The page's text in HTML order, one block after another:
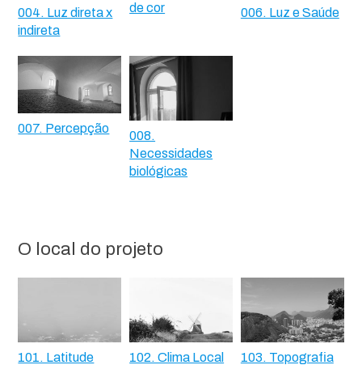
004. Luz direta x
indireta
de cor
006. Luz e Saúde
007. Percepção
008.
Necessidades
biológicas
O local do projeto
101. Latitude 102. Clima Local 103. Topografia